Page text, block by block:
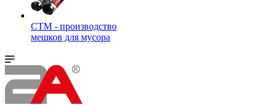
СТМ - производство
мешков для мусора